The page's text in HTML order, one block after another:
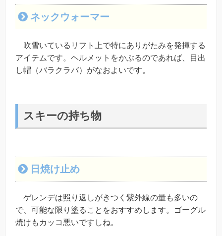
ネックウォーマー
吹雪いているリフト上で特にありがたみを発揮する
アイテムです。ヘルメットをかぶるのであれば、目出
し帽（バラクラバ）がなおよいです。
スキーの持ち物
日焼け止め
ゲレンデは照り返しがきつく紫外線の量も多いの
で、可能な限り塗ることをおすすめします。ゴーグル
焼けもカッコ悪いですしね。